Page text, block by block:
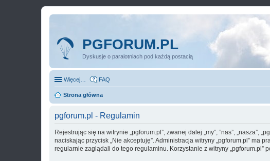
PGFORUM.PL
Dyskusje o paralotniach pod każdą postacią
Więcej… FAQ
Strona główna
pgforum.pl - Regulamin
Rejestrując się na witrynie „pgforum.pl”, zwanej dalej „my”, ”nas”,
naciskając przycisk „Nie akceptuję”. Administracja witryny „pgforum.pl”
regularnie zaglądali do tego regulaminu. Korzystanie z witryny